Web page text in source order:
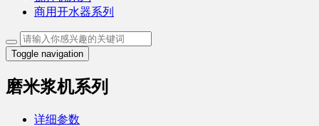
商用开水器系列
Toggle navigation
磨米浆机系列
详细参数